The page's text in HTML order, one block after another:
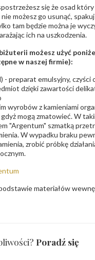
się że osad
możesz go usunąć,
tam będzie można je
ich na uszkodzenia.
możesz użyć
w naszej firmie):
- preparat emulsyjny, czyści
dzięki zawartości
wyrobów z kamieniami
mogą zmatowieć. W
"Argentum" szmatką
W wypadku braku
zrobić próbkę
materiałów
Poradź się